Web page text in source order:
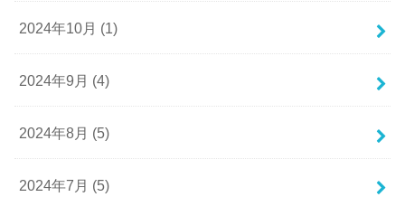
2024年10月 (1)
2024年9月 (4)
2024年8月 (5)
2024年7月 (5)